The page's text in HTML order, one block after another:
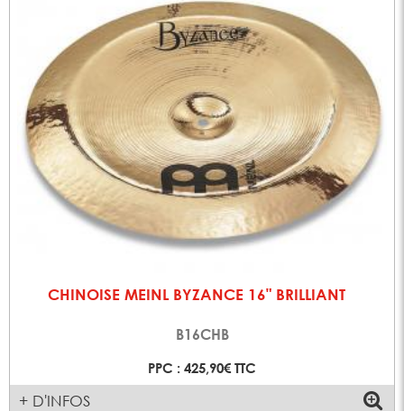
CHINOISE MEINL BYZANCE 16" BRILLIANT
B16CHB
PPC : 425,90€ TTC
+ D'INFOS